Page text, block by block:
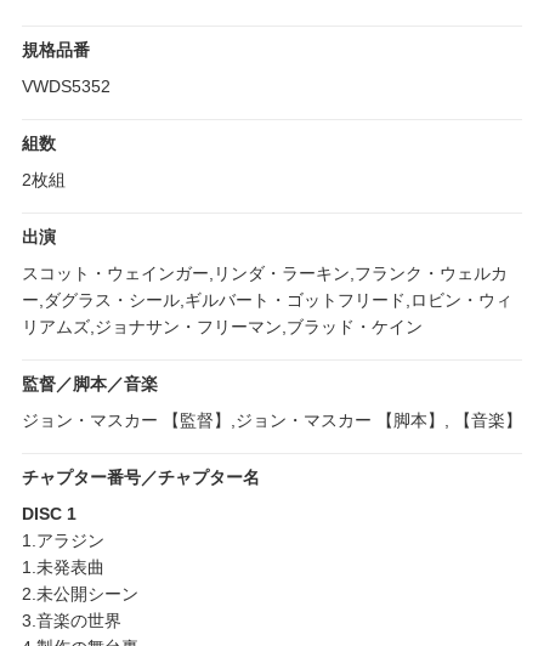
規格品番
VWDS5352
組数
2枚組
出演
スコット・ウェインガー,リンダ・ラーキン,フランク・ウェルカ
ー,ダグラス・シール,ギルバート・ゴットフリード,ロビン・ウィ
リアムズ,ジョナサン・フリーマン,ブラッド・ケイン
監督／脚本／音楽
ジョン・マスカー 【監督】,ジョン・マスカー 【脚本】, 【音楽】
チャプター番号／チャプター名
DISC 1
1.アラジン
1.未発表曲
2.未公開シーン
3.音楽の世界